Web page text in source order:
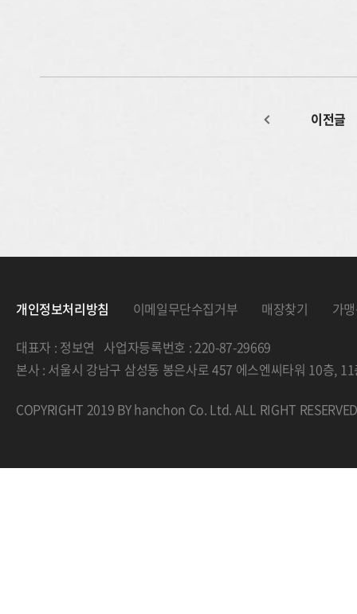
이전글
개인정보처리방침 이메일무단수집거부 매장찾기
가
대표자 : 정보연 사업자등록번호 : 220-87-29669
본사 : 서울시 강남구 삼성동 봉은사로 457 에스엔씨타워 10층,
COPYRIGHT 2019 BY hanchon Co. Ltd. ALL RIGHT